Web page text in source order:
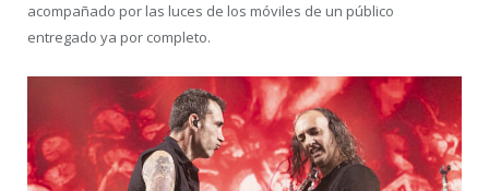
acompañado por las luces de los móviles de un público
entregado ya por completo.